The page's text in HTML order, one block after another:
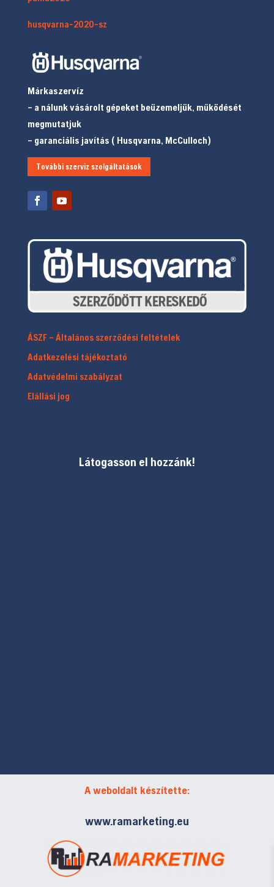
husqvarna-2020-sz
Márkaszervíz
– a nálunk vásárolt gépeket beüzemeljük, működését
megmutatjuk
– garanciális javítás ( Husqvarna, McCulloch)
További szerviz szolgáltatások
ÁSZF – Általános szerződési feltételek
Adatkezelési tájékoztató
Adatvédelmi szabályzat
Elállási jog
Látogasson el hozzánk!
A weboldalt készítette:
www.ramarketing.eu